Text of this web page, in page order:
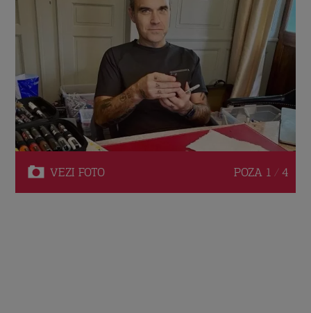
VEZI FOTO POZA 1 / 4